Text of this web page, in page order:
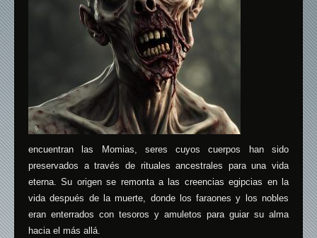
encuentran las Momias, seres cuyos cuerpos han sido
preservados a través de rituales ancestrales para una vida
eterna. Su origen se remonta a las creencias egipcias en la
vida después de la muerte, donde los faraones y los nobles
eran enterrados con tesoros y amuletos para guiar su alma
hacia el más allá.